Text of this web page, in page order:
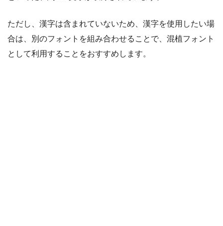
ただし、漢字は含まれていないため、漢字を使用したい場
合は、別のフォントを組み合わせることで、混植フォント
として利用することをおすすめします。